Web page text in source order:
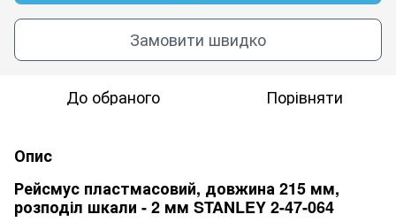
Замовити швидко
До обраного Порівняти
Опис
Рейсмус пластмасовий, довжина 215 мм,
розподіл шкали - 2 мм STANLEY 2-47-064